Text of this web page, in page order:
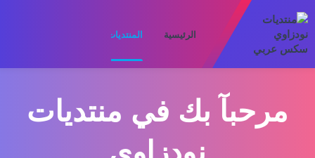
الرئيسية المنتديات
مرحبآ بك في منتديات